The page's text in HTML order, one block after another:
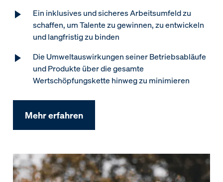
Ein inklusives und sicheres Arbeitsumfeld zu
schaffen, um Talente zu gewinnen, zu entwickeln
und langfristig zu binden
Die Umweltauswirkungen seiner Betriebsabläufe
und Produkte über die gesamte
Wertschöpfungskette hinweg zu minimieren
Mehr erfahren